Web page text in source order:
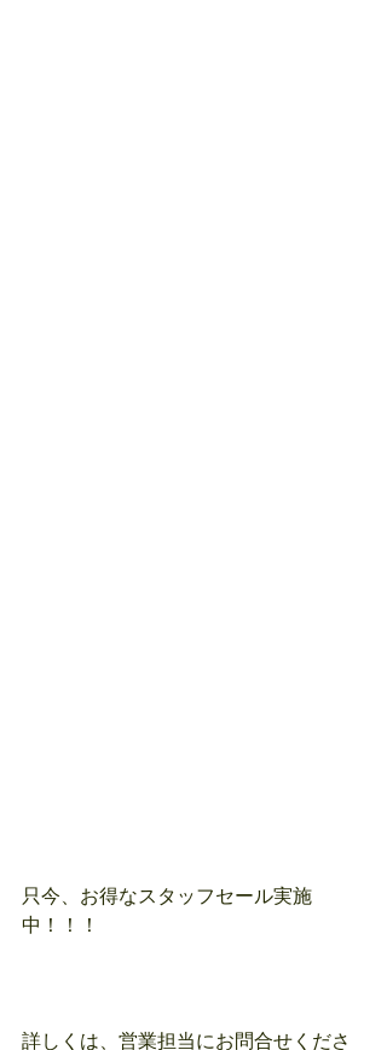
只今、お得なスタッフセール実施
中！！！
詳しくは、営業担当にお問合せくださ